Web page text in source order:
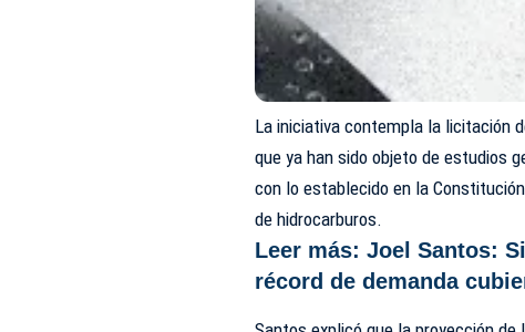
La iniciativa contempla la licitación
que ya han sido objeto de estudios
con lo establecido en la
de hidrocarburos.
Leer más:Joel Santos:
récord de demanda